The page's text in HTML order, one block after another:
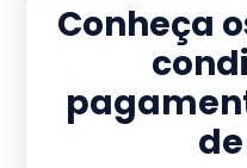
Conheça